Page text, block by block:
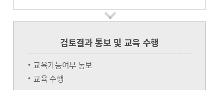
검토결과 통보 및 교육 수행
교육가능여부 통보
교육 수행